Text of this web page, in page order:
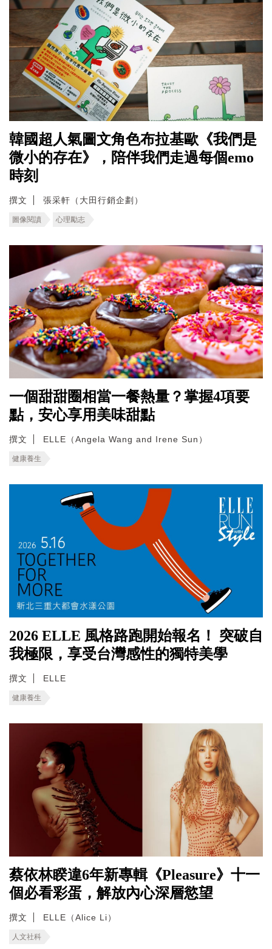
韓國超人氣圖文角色布拉基歐《我們是
微小的存在》，陪伴我們走過每個emo
時刻
撰文 張采軒（大田行銷企劃）
圖像閱讀 心理勵志
一個甜甜圈相當一餐熱量？掌握4項要
點，安心享用美味甜點
撰文 ELLE（Angela Wang and Irene Sun）
健康養生
2026 ELLE 風格路跑開始報名！ 突破自
我極限，享受台灣感性的獨特美學
撰文 ELLE
健康養生
蔡依林睽違6年新專輯《Pleasure》十一
個必看彩蛋，解放內心深層慾望
撰文 ELLE（Alice Li）
人文社科